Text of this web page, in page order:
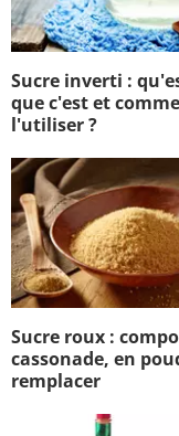
Sucre inverti :
que c'est et
l'utiliser ?
Sucre roux :
cassonade, en
remplacer